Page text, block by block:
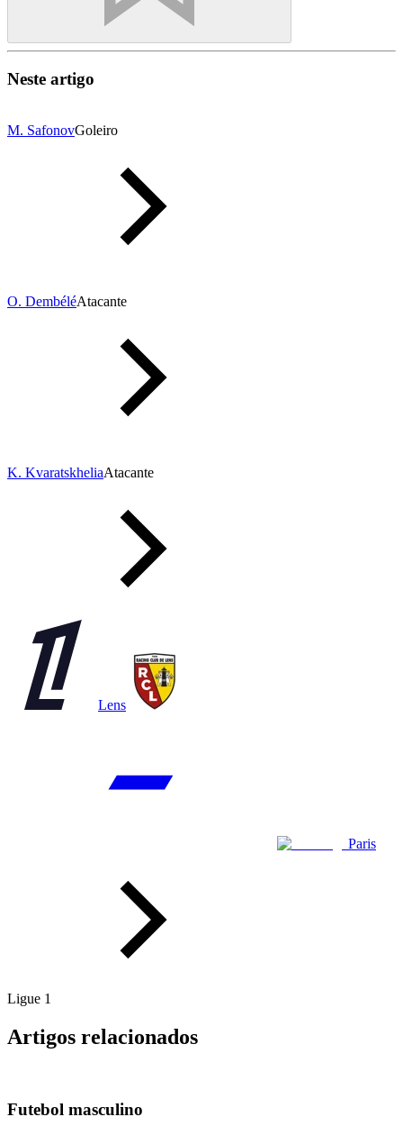
Neste artigo
M. SafonovGoleiro
O. DembéléAtacante
K. KvaratskheliaAtacante
Lens
Paris
Ligue 1
Artigos relacionados
Futebol masculino